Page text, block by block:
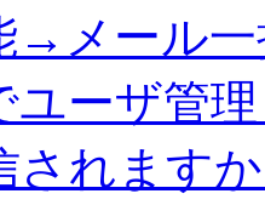
→メール
ーザ管理
されます